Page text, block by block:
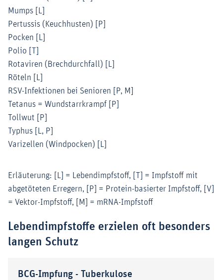
Mumps [L]
Pertussis (Keuchhusten) [P]
Pocken [L]
Polio [T]
Rotaviren (Brechdurchfall) [L]
Röteln [L]
RSV-Infektionen bei Senioren [P, M]
Tetanus = Wundstarrkrampf [P]
Tollwut [P]
Typhus [L, P]
Varizellen (Windpocken) [L]
Erläuterung: [L] = Lebendimpfstoff, [T] = Impfstoff mit
abgetöteten Erregern, [P] = Protein-basierter Impfstoff, [V]
= Vektor-Impfstoff, [M] = mRNA-Impfstoff
Lebendimpfstoffe erzielen oft besonders
langen Schutz
BCG-Impfung - Tuberkulose